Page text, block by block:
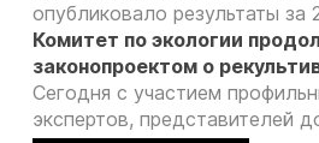
опубликовало результаты за
Комитет по экологии
законопроектом о
Сегодня с участием
экспертов, представителей